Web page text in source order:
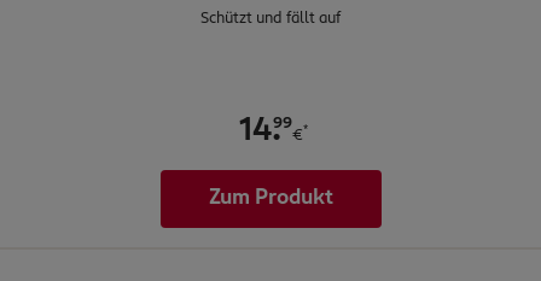
Schützt und fällt auf
14.
99
€*
Zum Produkt